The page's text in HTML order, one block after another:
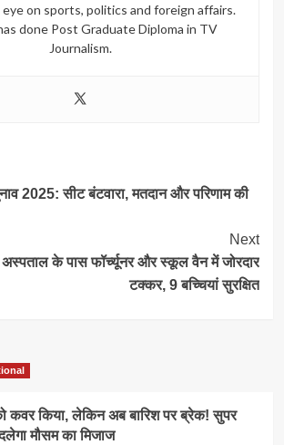
eye on sports, politics and foreign affairs.
done Post Graduate Diploma in TV
Journalism.
2025: सीट बंटवारा, मतदान और परिणाम की
Next
के पास फॉर्च्यूनर और स्कूल वैन में जोरदार
टक्कर, 9 बच्चियां सुरक्षित
कवर किया, लेकिन अब बारिश पर ब्रेक! सुपर
मौसम का मिजाज